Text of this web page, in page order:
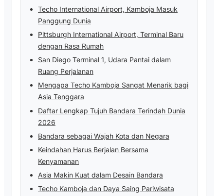
Techo International Airport, Kamboja Masuk
Panggung Dunia
Pittsburgh International Airport, Terminal Baru
dengan Rasa Rumah
San Diego Terminal 1, Udara Pantai dalam
Ruang Perjalanan
Mengapa Techo Kamboja Sangat Menarik bagi
Asia Tenggara
Daftar Lengkap Tujuh Bandara Terindah Dunia
2026
Bandara sebagai Wajah Kota dan Negara
Keindahan Harus Berjalan Bersama
Kenyamanan
Asia Makin Kuat dalam Desain Bandara
Techo Kamboja dan Daya Saing Pariwisata